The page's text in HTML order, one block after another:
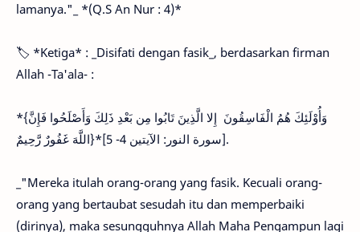
lamanya."_ *(Q.S An Nur : 4)*
🏷 *Ketiga* : _Disifati dengan fasik_, berdasarkan firman
Allah -Ta'ala- :
*{وَأُوْلَئِكَ هُمُ الْفَاسِقُونَ إِلا الَّذِينَ تَابُوا مِن بَعْدِ ذَلِكَ وَأَصْلَحُوا فَإِنَّ
اللَّهَ غَفُورٌ رَّحِيمٌ}*[سورة النور: الآيتين 4- 5].
_"Mereka itulah orang-orang yang fasik. Kecuali orang-
orang yang bertaubat sesudah itu dan memperbaiki
(dirinya), maka sesungguhnya Allah Maha Pengampun lagi